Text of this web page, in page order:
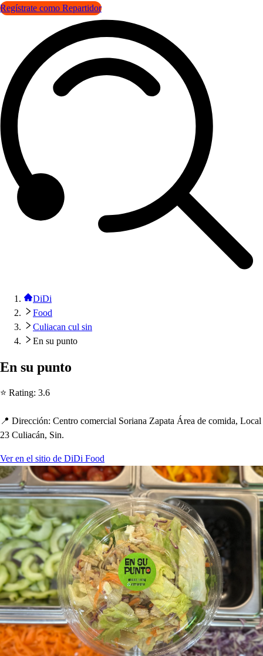
Regístrate como Repartidor
DiDi
Food
Culiacan cul sin
En su punto
En su punto
⭐ Rating: 3.6
📍 Dirección: Centro comercial Soriana Zapata Área de comida, Local
23 Culiacán, Sin.
Ver en el sitio de DiDi Food